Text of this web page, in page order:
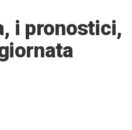
i pronostici,